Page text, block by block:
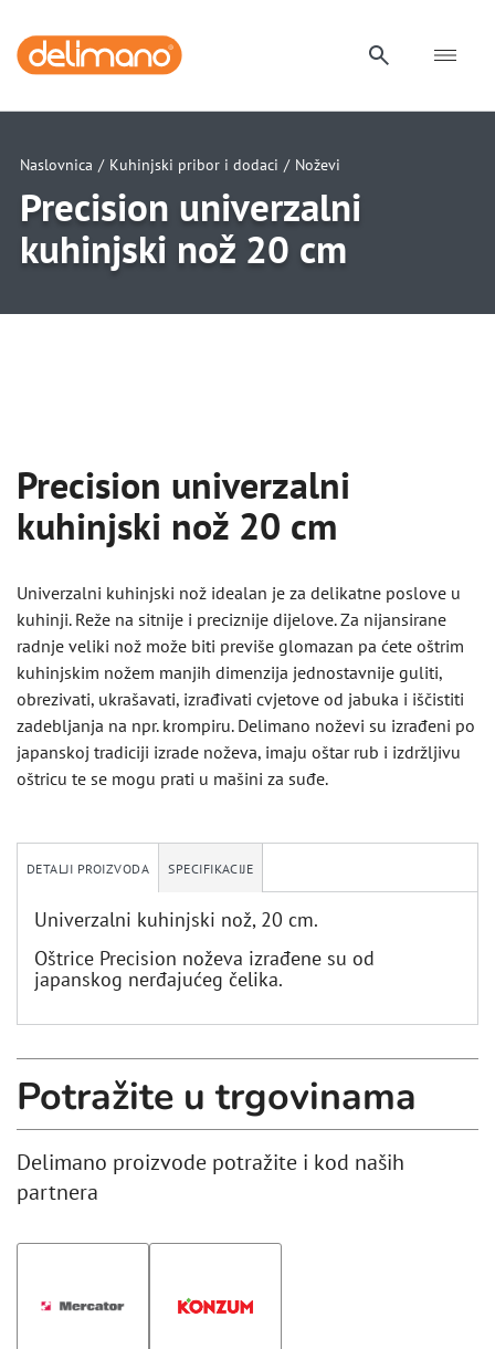
Naslovnica / Kuhinjski pribor i dodaci / Noževi
Precision univerzalni
kuhinjski nož 20 cm
Precision univerzalni
kuhinjski nož 20 cm
Univerzalni kuhinjski nož idealan je za delikatne poslove u
kuhinji. Reže na sitnije i preciznije dijelove. Za nijansirane
radnje veliki nož može biti previše glomazan pa ćete oštrim
kuhinjskim nožem manjih dimenzija jednostavnije guliti,
obrezivati, ukrašavati, izrađivati cvjetove od jabuka i iščistiti
zadebljanja na npr. krompiru. Delimano noževi su izrađeni po
japanskoj tradiciji izrade noževa, imaju oštar rub i izdržljivu
oštricu te se mogu prati u mašini za suđe.
DETALJI PROIZVODA SPECIFIKACIJE
Univerzalni kuhinjski nož, 20 cm.
Oštrice Precision noževa izrađene su od
japanskog nerđajućeg čelika.
Potražite u trgovinama
Delimano proizvode potražite i kod naših
partnera